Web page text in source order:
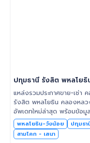
ปทุมธานี รังสิต พหลโย
แหล่งรวมประกาศขาย-เช่า
รังสิต พหลโยธิน คลองหลว
อัพเดทใหม่ล่าสุด พร้อมข้อมู
พหลโยธิน-วังน้อย ปทุมธา
สามโคก - เสนา